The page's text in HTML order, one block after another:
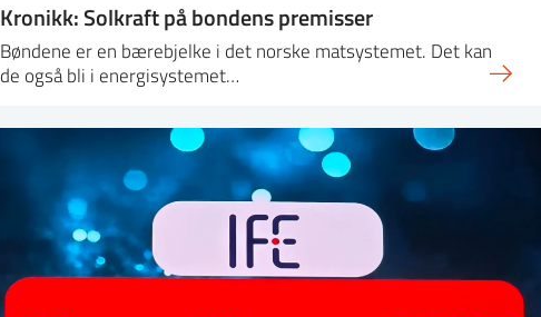
Kronikk: Solkraft på bondens premisser
Bøndene er en bærebjelke i det norske matsystemet. Det kan
de også bli i energisystemet…